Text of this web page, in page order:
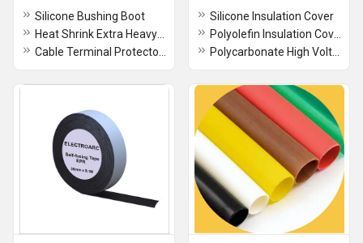
Silicone Bushing Boot
Silicone Insulation Cover